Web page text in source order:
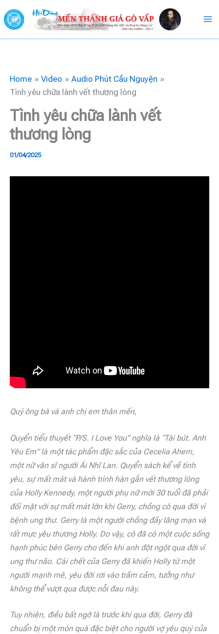
to
content
Home Video
Audio Phút Cầu Nguyện
Tình yêu chữa lành vết thương lòng
Tình yêu chữa lành vết
thương lòng
01/04/2025
Quý ông bà và anh chị em thân mến,
Quyển tiểu thuyết “P/S. I Love You” nghĩa là “Tái bút. Anh
Yêu Em” là một tác phẩm đặc sắc của Cecelia Ahern,
một nữ văn sĩ người Ái Nhĩ Lan. Quyển sách kể về tình
yêu, sự mất mát và hành trình hàn gắn vết thương lòng
của Holly Kennedy, một người phụ nữ mới 30 tuổi đã phải
đối mặt với sự mất mát lớn khi Gerry, chồng cô qua đời vì
bệnh ung thư. Gerry là một người chồng đầy lãng mạn và
rất mực yêu thương Holly. Do vậy, cô đã có một cuộc sống
hạnh phúc bên Gerry cho đến khi anh đột ngột qua đời vì
ung thư não. Cái chết của Gerry đã khiến Holly từ một
người mạnh mẽ, yêu đời rơi vào trầm cảm, tưởng như
không thể vượt qua được nỗi đau này.
Tuy nhiên, điều bất ngờ là trước khi qua đời, Gerry đã
chuẩn bị một món quà đặc biệt cho người vợ yêu quý của